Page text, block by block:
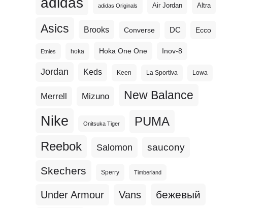
adidas Originals Air Jordan Altra
Asics Brooks Converse DC Ecco
Etnies hoka Hoka One One Inov-8
Jordan Keds Keen La Sportiva Lowa
Merrell Mizuno New Balance
Nike Onitsuka Tiger PUMA
Reebok Salomon saucony
Skechers Sperry Timberland
Under Armour Vans бежевый